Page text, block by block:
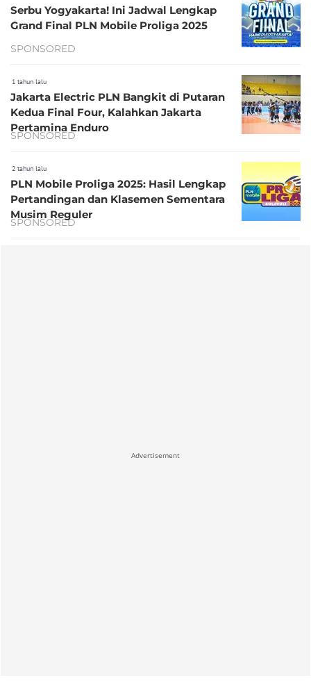
Serbu Yogyakarta! Ini Jadwal Lengkap
Grand Final PLN Mobile Proliga 2025
SPONSORED
1 tahun lalu
Jakarta Electric PLN Bangkit di Putaran
Kedua Final Four, Kalahkan Jakarta
Pertamina Enduro
SPONSORED
2 tahun lalu
PLN Mobile Proliga 2025: Hasil Lengkap
Pertandingan dan Klasemen Sementara
Musim Reguler
SPONSORED
Advertisement